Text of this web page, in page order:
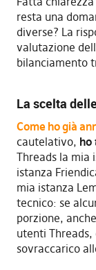
resta una
diverse? La
valutazione
bilanciamento
La scelta
Come ho già
cautelativo, ho
Threads la mia
istanza
mia istanza
tecnico: se
porzione,
utenti
sovraccarico